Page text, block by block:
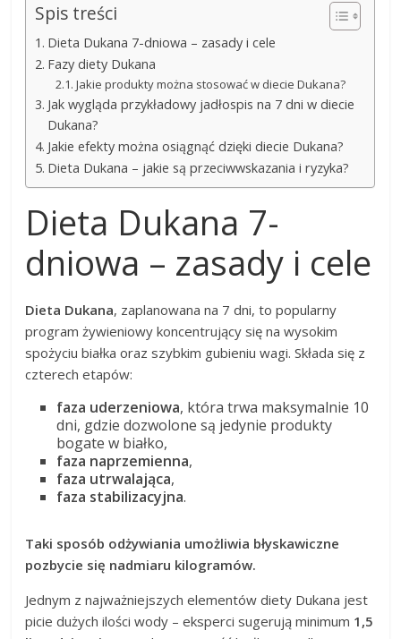
Spis treści
Dieta Dukana 7-dniowa – zasady i cele
Fazy diety Dukana
Jakie produkty można stosować w diecie Dukana?
Jak wygląda przykładowy jadłospis na 7 dni w diecie
Dukana?
Jakie efekty można osiągnąć dzięki diecie Dukana?
Dieta Dukana – jakie są przeciwwskazania i ryzyka?
Dieta Dukana 7-
dniowa – zasady i cele
Dieta Dukana, zaplanowana na 7 dni, to popularny
program żywieniowy koncentrujący się na wysokim
spożyciu białka oraz szybkim gubieniu wagi. Składa się z
czterech etapów:
faza uderzeniowa, która trwa maksymalnie 10
dni, gdzie dozwolone są jedynie produkty
bogate w białko,
faza naprzemienna,
faza utrwalająca,
faza stabilizacyjna.
Taki sposób odżywiania umożliwia błyskawiczne
pozbycie się nadmiaru kilogramów.
Jednym z najważniejszych elementów diety Dukana jest
picie dużych ilości wody – eksperci sugerują minimum 1,5